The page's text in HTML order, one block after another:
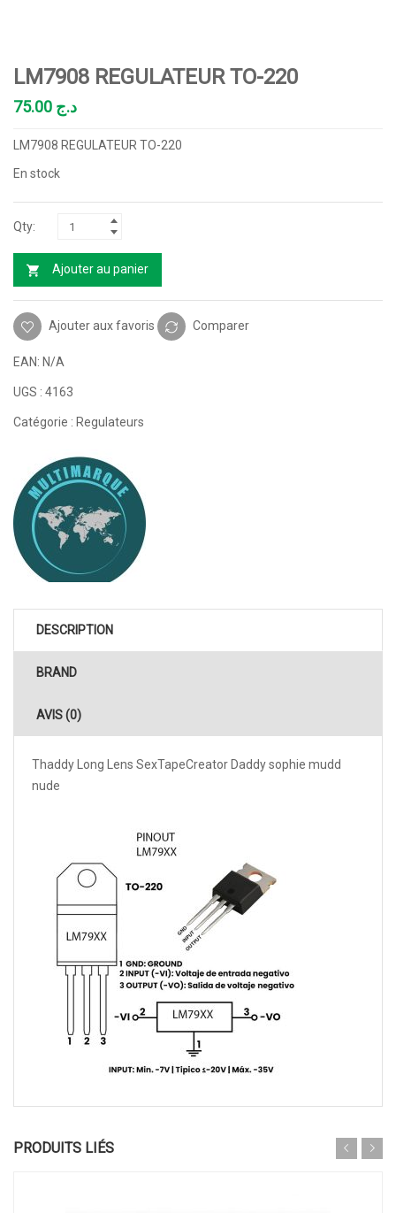
LM7908 REGULATEUR TO-220
د.ج
LM7908 REGULATEUR TO-220
En stock
Ajouter au panier
Ajouter aux favoris Comparer
EAN: N/A
UGS : 4163
Catégorie : Regulateurs
DESCRIPTION
BRAND
AVIS (0)
Thaddy Long Lens SexTapeCreator Daddy sophie mudd
nude
PRODUITS LIÉS